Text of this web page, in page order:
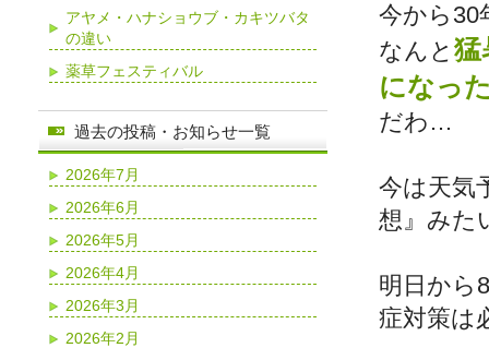
今から30
なんと 猛
になっ
だわ…
今は天気
想』みた
明日から
症対策は
アヤメ・ハナショウブ・カキツバタ
の違い
薬草フェスティバル
過去の投稿・お知らせ一覧
2026年7月
2026年6月
2026年5月
2026年4月
2026年3月
2026年2月